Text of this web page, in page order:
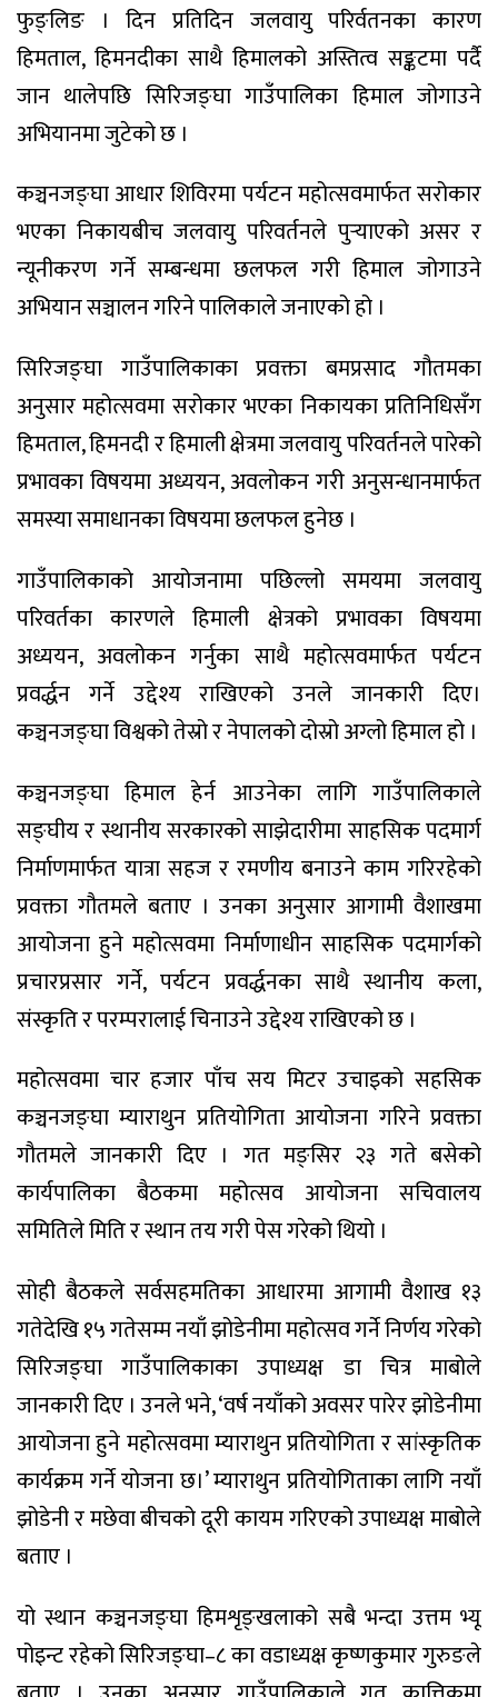
फुङ्लिङ । दिन प्रतिदिन जलवायु परिर्वतनका कारण
हिमताल, हिमनदीका साथै हिमालको अस्तित्व सङ्कटमा पर्दै
जान थालेपछि सिरिजङ्घा गाउँपालिका हिमाल जोगाउने
अभियानमा जुटेको छ ।
कञ्चनजङ्घा आधार शिविरमा पर्यटन महोत्सवमार्फत सरोकार
भएका निकायबीच जलवायु परिवर्तनले पुर्‍याएको असर र
न्यूनीकरण गर्ने सम्बन्धमा छलफल गरी हिमाल जोगाउने
अभियान सञ्चालन गरिने पालिकाले जनाएको हो ।
सिरिजङ्घा गाउँपालिकाका प्रवक्ता बमप्रसाद गौतमका
अनुसार महोत्सवमा सरोकार भएका निकायका प्रतिनिधिसँग
हिमताल, हिमनदी र हिमाली क्षेत्रमा जलवायु परिवर्तनले पारेको
प्रभावका विषयमा अध्ययन, अवलोकन गरी अनुसन्धानमार्फत
समस्या समाधानका विषयमा छलफल हुनेछ ।
गाउँपालिकाको आयोजनामा पछिल्लो समयमा जलवायु
परिवर्तका कारणले हिमाली क्षेत्रको प्रभावका विषयमा
अध्ययन, अवलोकन गर्नुका साथै महोत्सवमार्फत पर्यटन
प्रवर्द्धन गर्ने उद्देश्य राखिएको उनले जानकारी दिए।
कञ्चनजङ्घा विश्वको तेस्रो र नेपालको दोस्रो अग्लो हिमाल हो ।
कञ्चनजङ्घा हिमाल हेर्न आउनेका लागि गाउँपालिकाले
सङ्घीय र स्थानीय सरकारको साझेदारीमा साहसिक पदमार्ग
निर्माणमार्फत यात्रा सहज र रमणीय बनाउने काम गरिरहेको
प्रवक्ता गौतमले बताए । उनका अनुसार आगामी वैशाखमा
आयोजना हुने महोत्सवमा निर्माणाधीन साहसिक पदमार्गको
प्रचारप्रसार गर्ने, पर्यटन प्रवर्द्धनका साथै स्थानीय कला,
संस्कृति र परम्परालाई चिनाउने उद्देश्य राखिएको छ ।
महोत्सवमा चार हजार पाँच सय मिटर उचाइको सहसिक
कञ्चनजङ्घा म्याराथुन प्रतियोगिता आयोजना गरिने प्रवक्ता
गौतमले जानकारी दिए । गत मङ्सिर २३ गते बसेको
कार्यपालिका बैठकमा महोत्सव आयोजना सचिवालय
समितिले मिति र स्थान तय गरी पेस गरेको थियो ।
सोही बैठकले सर्वसहमतिका आधारमा आगामी वैशाख १३
गतेदेखि १५ गतेसम्म नयाँ झोडेनीमा महोत्सव गर्ने निर्णय गरेको
सिरिजङ्घा गाउँपालिकाका उपाध्यक्ष डा चित्र माबोले
जानकारी दिए । उनले भने, ‘वर्ष नयाँको अवसर पारेर झोडेनीमा
आयोजना हुने महोत्सवमा म्याराथुन प्रतियोगिता र सांस्कृतिक
कार्यक्रम गर्ने योजना छ।’ म्याराथुन प्रतियोगिताका लागि नयाँ
झोडेनी र मछेवा बीचको दूरी कायम गरिएको उपाध्यक्ष माबोले
बताए ।
यो स्थान कञ्चनजङ्घा हिमशृङ्खलाको सबै भन्दा उत्तम भ्यू
पोइन्ट रहेको सिरिजङ्घा–८ का वडाध्यक्ष कृष्णकुमार गुरुङले